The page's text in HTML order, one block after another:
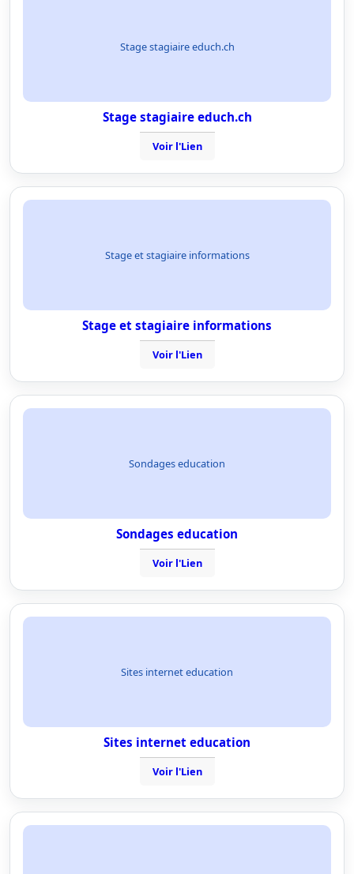
Stage stagiaire educh.ch
Stage stagiaire educh.ch
Voir l'Lien
Stage et stagiaire informations
Stage et stagiaire informations
Voir l'Lien
Sondages education
Sondages education
Voir l'Lien
Sites internet education
Sites internet education
Voir l'Lien